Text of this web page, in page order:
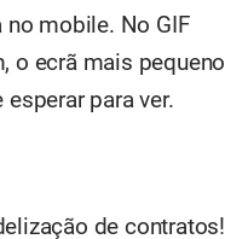
mobile. No GIF
o ecrã mais pequeno
para ver.
de contratos!